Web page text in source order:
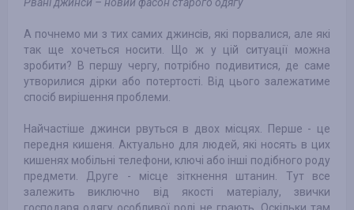
А почнемо ми з тих самих джинсів, які порвалися, але які
так ще хочеться носити. Що ж у цій ситуації можна
зробити? В першу чергу, потрібно подивитися, де саме
утворилися дірки або потертості. Від цього залежатиме
спосіб вирішення проблеми.
Найчастіше джинси рвуться в двох місцях. Перше - це
передня кишеня. Актуально для людей, які носять в цих
кишенях мобільні телефони, ключі або інші подібного роду
предмети. Друге - місце зіткнення штанин. Тут все
залежить виключно від якості матеріалу, звички